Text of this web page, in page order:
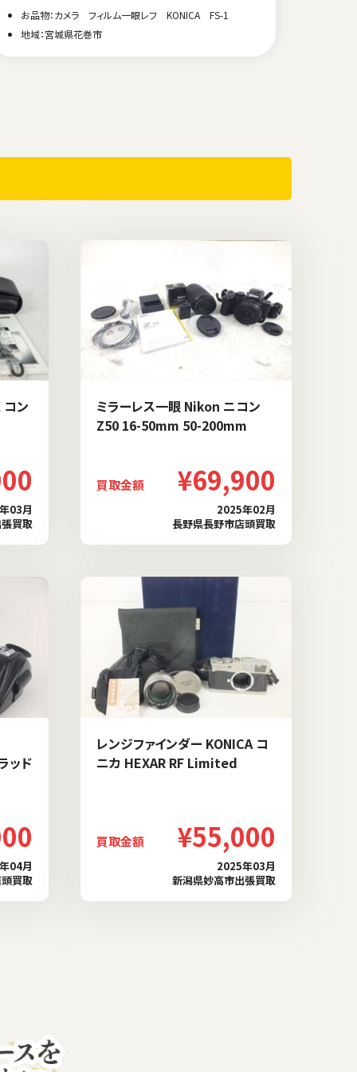
お品物：カメラ フィルム一眼レフ KONICA FS-1
地域：宮城県花巻市
コン
03月
買取
ミラーレス一眼 Nikon ニコン
Z50 16-50mm 50-200mm
買取金額 ¥69,900
2025年02月
長野県長野市店頭買取
ッド
04月
買取
レンジファインダー KONICA コ
ニカ HEXAR RF Limited
買取金額 ¥55,000
2025年03月
新潟県妙高市出張買取